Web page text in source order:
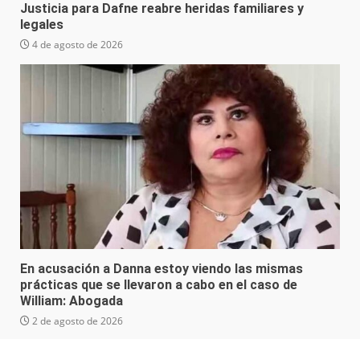
Justicia para Dafne reabre heridas familiares y
legales
4 de agosto de 2026
En acusación a Danna estoy viendo las mismas
prácticas que se llevaron a cabo en el caso de
William: Abogada
2 de agosto de 2026